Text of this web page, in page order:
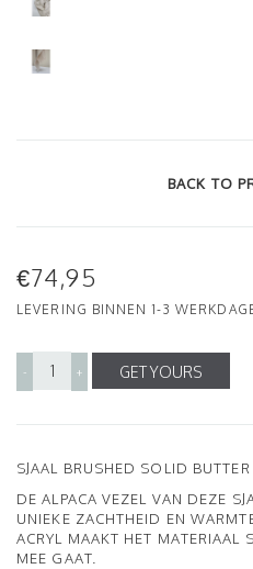
BACK TO
€74,95
LEVERING BINNEN 1-3
- + GET YOURS
SJAAL BRUSHED SOLID BUTTER
DE ALPACA VEZEL VAN DEZE
UNIEKE ZACHTHEID EN
ACRYL MAAKT HET MATERIAAL
MEE GAAT.